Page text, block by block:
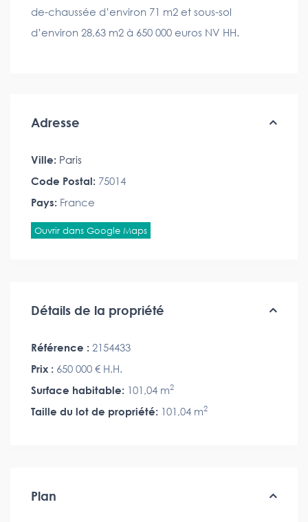
de-chaussée d’environ 71 m2 et sous-sol
d’environ 28,63 m2 à 650 000 euros NV HH.
Adresse
Ville: Paris
Code Postal: 75014
Pays: France
Ouvrir dans Google Maps
Détails de la propriété
Référence : 2154433
Prix : 650 000 € H.H.
Surface habitable: 101,04 m2
Taille du lot de propriété: 101,04 m2
Plan